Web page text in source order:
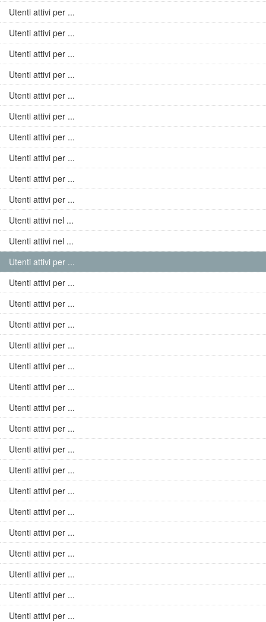
Utenti attivi per ...
Utenti attivi per ...
Utenti attivi per ...
Utenti attivi per ...
Utenti attivi per ...
Utenti attivi per ...
Utenti attivi per ...
Utenti attivi per ...
Utenti attivi per ...
Utenti attivi per ...
Utenti attivi nel ...
Utenti attivi nel ...
Utenti attivi per ...
Utenti attivi per ...
Utenti attivi per ...
Utenti attivi per ...
Utenti attivi per ...
Utenti attivi per ...
Utenti attivi per ...
Utenti attivi per ...
Utenti attivi per ...
Utenti attivi per ...
Utenti attivi per ...
Utenti attivi per ...
Utenti attivi per ...
Utenti attivi per ...
Utenti attivi per ...
Utenti attivi per ...
Utenti attivi per ...
Utenti attivi per ...